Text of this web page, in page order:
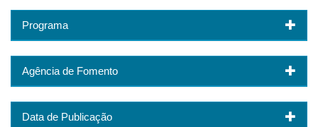
Programa
Agência de Fomento
Data de Publicação